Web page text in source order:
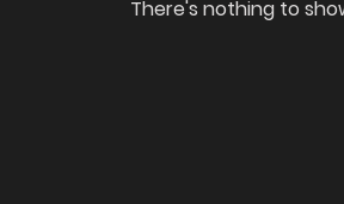
There's nothing to